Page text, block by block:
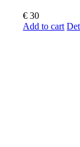
€ 30
Add to cart